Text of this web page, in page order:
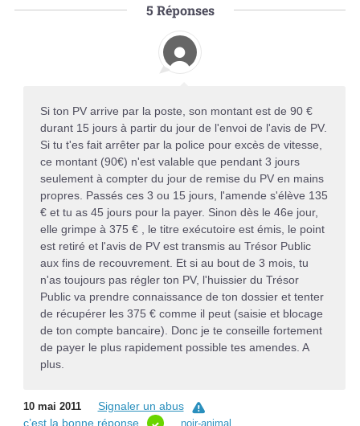
5 Réponses
Si ton PV arrive par la poste, son montant est de 90 €
durant 15 jours à partir du jour de l'envoi de l'avis de PV.
Si tu t'es fait arrêter par la police pour excès de vitesse,
ce montant (90€) n'est valable que pendant 3 jours
seulement à compter du jour de remise du PV en mains
propres. Passés ces 3 ou 15 jours, l'amende s'élève 135
€ et tu as 45 jours pour la payer. Sinon dès le 46e jour,
elle grimpe à 375 € , le titre exécutoire est émis, le point
est retiré et l'avis de PV est transmis au Trésor Public
aux fins de recouvrement. Et si au bout de 3 mois, tu
n'as toujours pas régler ton PV, l'huissier du Trésor
Public va prendre connaissance de ton dossier et tenter
de récupérer les 375 € comme il peut (saisie et blocage
de ton compte bancaire). Donc je te conseille fortement
de payer le plus rapidement possible tes amendes. A
plus.
10 mai 2011
Signaler un abus
c’est la bonne réponse
noir-animal